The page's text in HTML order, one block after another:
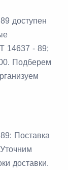
доступен
14637 - 89;
Подберем
Поставка
доставки.